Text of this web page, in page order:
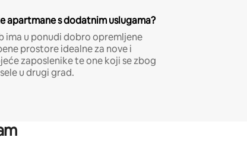
apartmane s dodatnim uslugama?
ima u ponudi dobro opremljene
prostore idealne za nove i
zaposlenike te one koji se zbog
u drugi grad.